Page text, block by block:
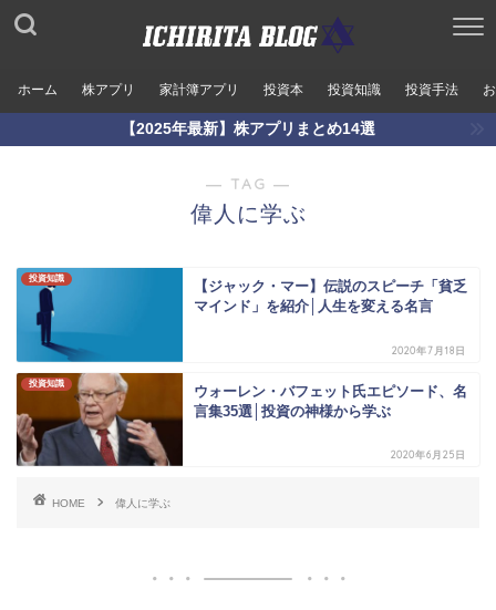
ホーム 株アプリ 家計簿アプリ 投資本 投資知識 投資手法
【2025年最新】株アプリまとめ14選
― TAG ―
偉人に学ぶ
投資知識
【ジャック・マー】伝説のスピーチ「貧乏
マインド」を紹介│人生を変える名言
2020年7月18日
投資知識
ウォーレン・バフェット氏エピソード、名
言集35選│投資の神様から学ぶ
2020年6月25日
HOME 偉人に学ぶ